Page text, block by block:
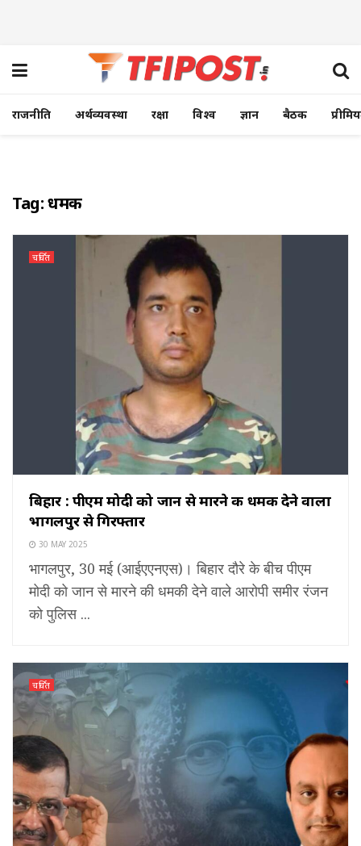
राजनीति अर्थव्यवस्था रक्षा विश्व ज्ञान बैठक
Tag:धमकी
चर्चित
बिहार : पीएम मोदी को जान से मारने की धमकी देने वाला
भागलपुर से गिरफ्तार
30 MAY 2025
भागलपुर, 30 मई (आईएएनएस)। बिहार दौरे के बीच पीएम
मोदी को जान से मारने की धमकी देने वाले आरोपी समीर रंजन
को पुलिस ...
चर्चित